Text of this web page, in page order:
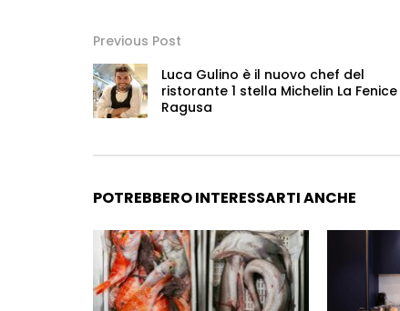
Previous Post
Luca Gulino è il nuovo chef del
ristorante 1 stella Michelin La
Ragusa
POTREBBERO INTERESSARTI ANCHE